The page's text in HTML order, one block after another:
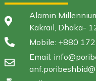
Alamin
Kakrail, Dhaka-
Mobile: +880
Email: